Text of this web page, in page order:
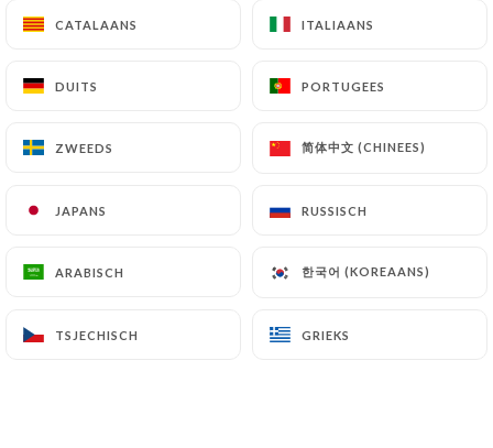
CATALAANS ITALIAANS
DUITS PORTUGEES
ZWEEDS 简体中文 (CHINEES)
JAPANS RUSSISCH
ARABISCH 한국어 (KOREAANS)
TSJECHISCH GRIEKS
HOME/GALERIJ
CATALAANS ITALIAANS
DUITS PORTUGEES
ZWEEDS 简体中文 (CHINEES)
JAPANS RUSSISCH
ARABISCH 한국어 (KOREAANS)
TSJECHISCH GRIEKS